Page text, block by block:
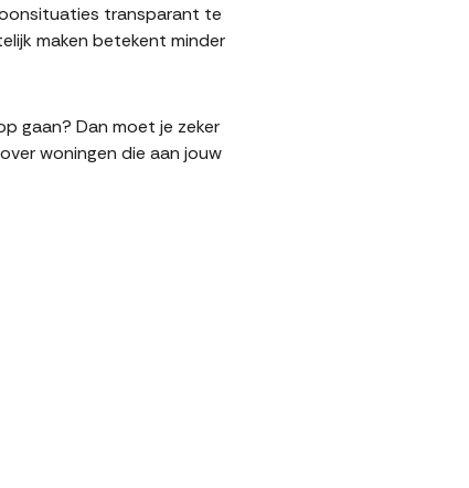
transparant te
maken betekent minder
gaan? Dan moet je zeker
woningen die aan jouw